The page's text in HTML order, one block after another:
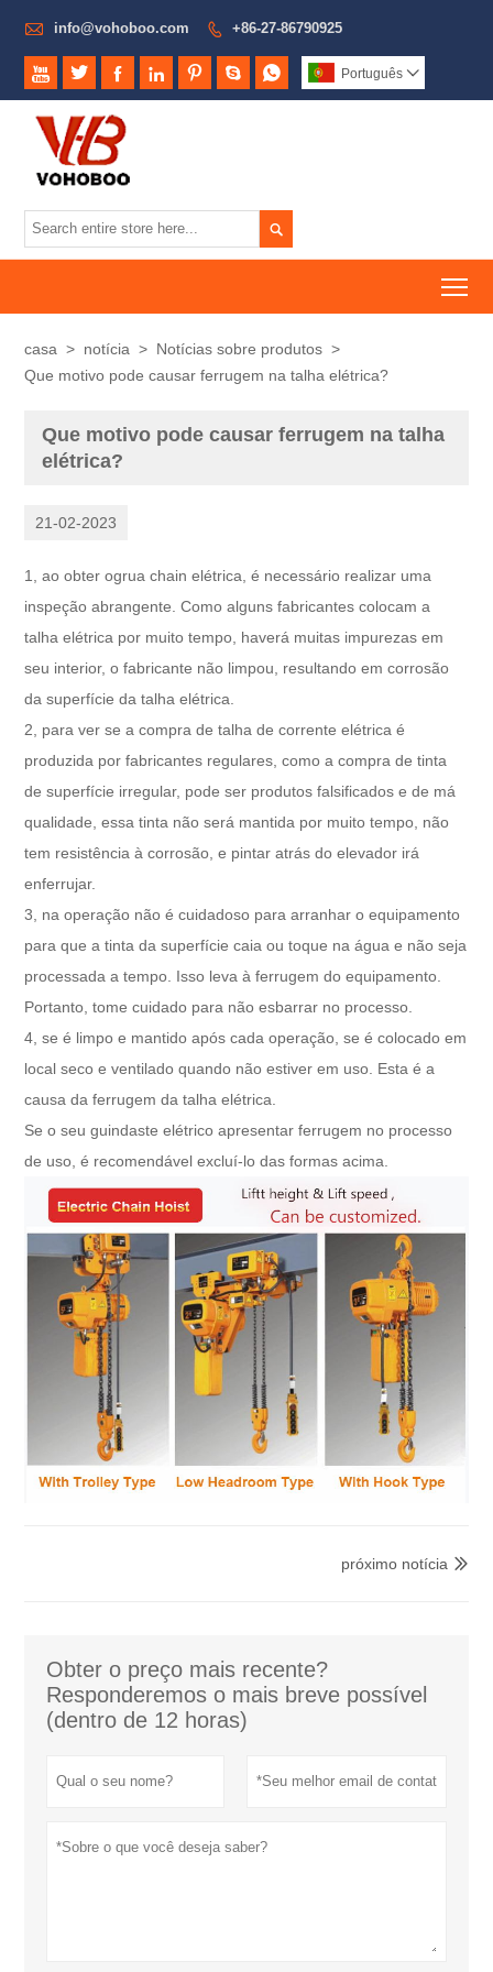
 info@vohoboo.com  +86-27-86790925
       Português 

casa > notícia > Notícias sobre produtos >
Que motivo pode causar ferrugem na talha elétrica?
Que motivo pode causar ferrugem na talha
elétrica?
21-02-2023
1, ao obter ogrua chain elétrica, é necessário realizar uma
inspeção abrangente. Como alguns fabricantes colocam a
talha elétrica por muito tempo, haverá muitas impurezas em
seu interior, o fabricante não limpou, resultando em corrosão
da superfície da talha elétrica.
2, para ver se a compra de talha de corrente elétrica é
produzida por fabricantes regulares, como a compra de tinta
de superfície irregular, pode ser produtos falsificados e de má
qualidade, essa tinta não será mantida por muito tempo, não
tem resistência à corrosão, e pintar atrás do elevador irá
enferrujar.
3, na operação não é cuidadoso para arranhar o equipamento
para que a tinta da superfície caia ou toque na água e não seja
processada a tempo. Isso leva à ferrugem do equipamento.
Portanto, tome cuidado para não esbarrar no processo.
4, se é limpo e mantido após cada operação, se é colocado em
local seco e ventilado quando não estiver em uso. Esta é a
causa da ferrugem da talha elétrica.
Se o seu guindaste elétrico apresentar ferrugem no processo
de uso, é recomendável excluí-lo das formas acima.

próximo notícia
Obter o preço mais recente?
Responderemos o mais breve possível
(dentro de 12 horas)